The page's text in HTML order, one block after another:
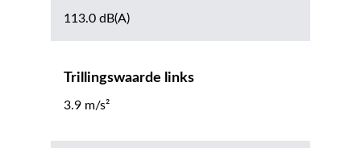
113.0 dB(A)
Trillingswaarde links
3.9 m/s²